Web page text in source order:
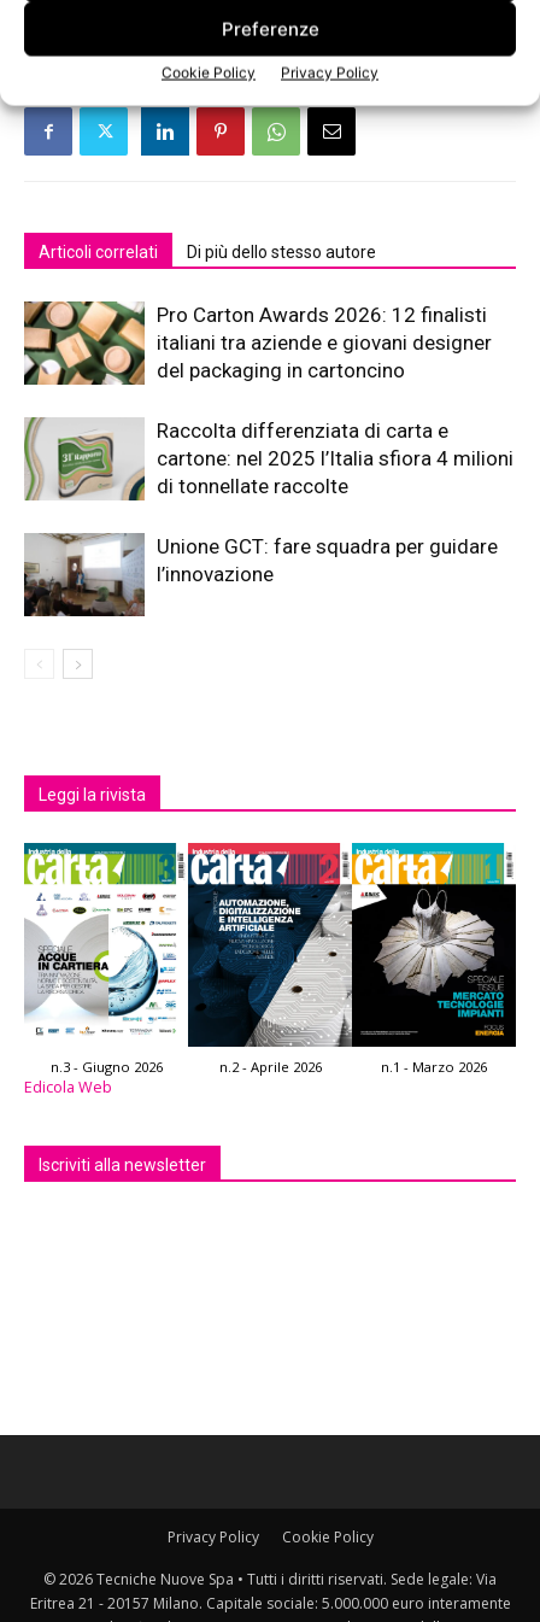
Preferenze
Cookie Policy Privacy Policy
Articoli correlati Di più dello stesso autore
Pro Carton Awards 2026: 12 finalisti
italiani tra aziende e giovani designer
del packaging in cartoncino
Raccolta differenziata di carta e
cartone: nel 2025 l’Italia sfiora 4 milioni
di tonnellate raccolte
Unione GCT: fare squadra per guidare
l’innovazione
Leggi la rivista
n.3 - Giugno 2026 n.2 - Aprile 2026 n.1 - Marzo 2026
Edicola Web
Iscriviti alla newsletter
Privacy Policy Cookie Policy
© 2026 Tecniche Nuove Spa • Tutti i diritti riservati. Sede legale: Via
Eritrea 21 - 20157 Milano. Capitale sociale: 5.000.000 euro interamente